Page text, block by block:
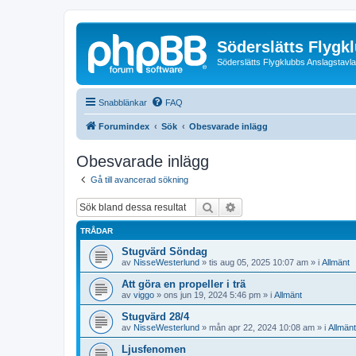
Söderslätts
Söderslätts Flygklubbs Anslagstavla
Snabblänkar FAQ
Forumindex Sök Obesvarade inlägg
Obesvarade inlägg
Gå till avancerad sökning
Sök
TRÅDAR
Stugvärd Söndag
av NisseWesterlund » tis aug 05, 2025 10:07 am » i Allmänt
Att göra en propeller i trä
av viggo » ons jun 19, 2024 5:46 pm » i Allmänt
Stugvärd 28/4
av NisseWesterlund » mån apr 22, 2024 10:08 am » i Allmänt
Ljusfenomen